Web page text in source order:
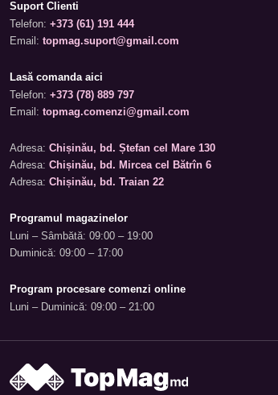
Suport Clienti
Telefon: +373 (61) 191 444
Email: topmag.suport@gmail.com
Lasă comanda aici
Telefon: +373 (78) 889 797
Email: topmag.comenzi@gmail.com
Adresa: Chișinău, bd. Ștefan cel Mare 130
Adresa: Chișinău, bd. Mircea cel Bătrîn 6
Adresa: Chișinău, bd. Traian 22
Programul magazinelor
Luni – Sâmbătă: 09:00 – 19:00
Duminică: 09:00 – 17:00
Program procesare comenzi online
Luni – Duminică: 09:00 – 21:00